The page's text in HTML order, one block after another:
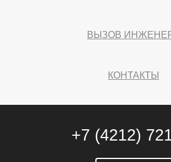
ВЫЗОВ
КОНТАКТЫ
+7 (4212)